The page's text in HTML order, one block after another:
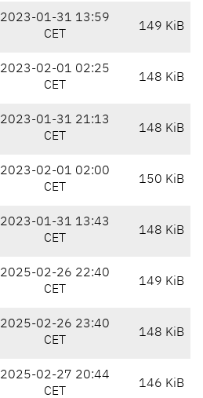
2023-01-31 13:59
CET
149 KiB
2023-02-01 02:25
CET
148 KiB
2023-01-31 21:13
CET
148 KiB
2023-02-01 02:00
CET
150 KiB
2023-01-31 13:43
CET
148 KiB
2025-02-26 22:40
CET
149 KiB
2025-02-26 23:40
CET
148 KiB
2025-02-27 20:44
CET
146 KiB